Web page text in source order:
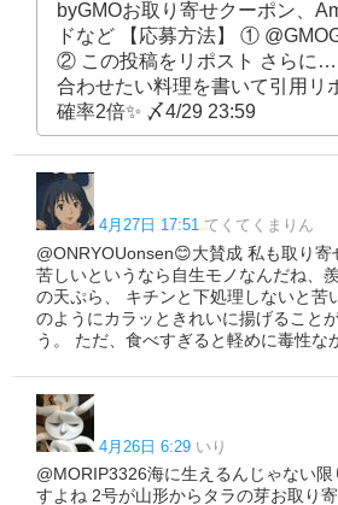
byGMOお取り寄せクーポン、
ドなど 【応募方法】 ①
② この投稿をリポスト さらに…
合わせたい料理を書いて引用リ
確率2倍✨ 〆4/29 23:59
4月27日 17:51 てくてくまりん
@ONRYOUonsen😊大賛成 私も取り寄
苦しいというなら自生モノなんだね、
の天ぷら、 キチンと下処理しないと苦
のようにカラッときれいに揚げること
う。 ただ、食べすぎると軽めに毒性な
4月26日 6:29 いり
@MORIP3326海に生えるんじゃない
すよね 2号が山形からタラの芽お取り